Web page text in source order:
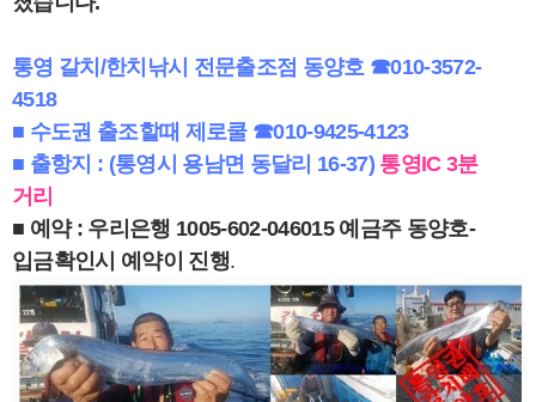
통영 갈치/한치낚시 전문출조점 동양호 ☎010-3572-
4518
■ 수도권 출조할때 제로쿨 ☎010-9425-4123
■ 출항지 : (통영시 용남면 동달리 16-37) 통영IC 3분
거리
■ 예약 : 우리은행 1005-602-046015 예금주 동양호-
입금확인시 예약이 진행.